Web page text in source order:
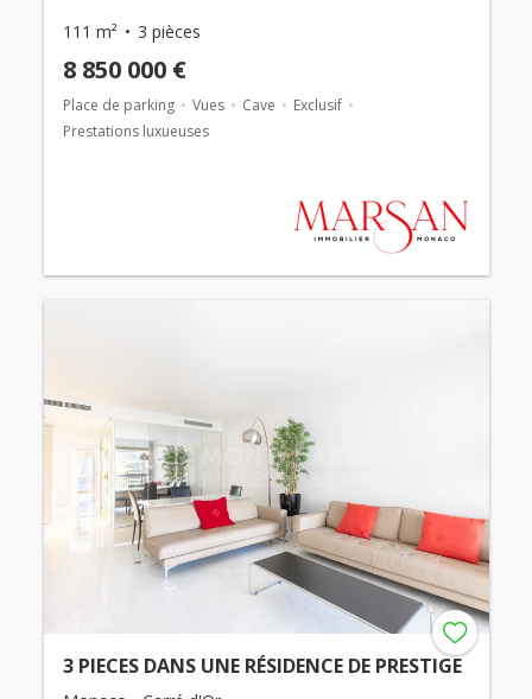
111 m² 3 pièces
8 850 000 €
Place de parking Vues Cave
Exclusif
Prestations luxueuses
3 PIECES DANS UNE RÉSIDENCE DE PRESTIGE